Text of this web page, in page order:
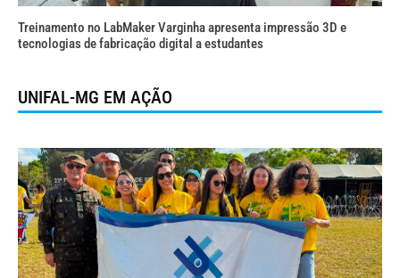
Treinamento no LabMaker Varginha apresenta impressão 3D e
tecnologias de fabricação digital a estudantes
UNIFAL-MG EM AÇÃO